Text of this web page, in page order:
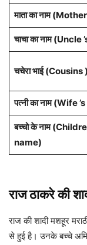
माता का नाम (
चाचा का नाम (Uncle
चचेरा भाई (Cousins )
पत्नी का नाम (Wife
बच्चो के नाम
name)
राज ठाकरे की
राज की शादी मशहूर
से हुई है। उनके बच्चे